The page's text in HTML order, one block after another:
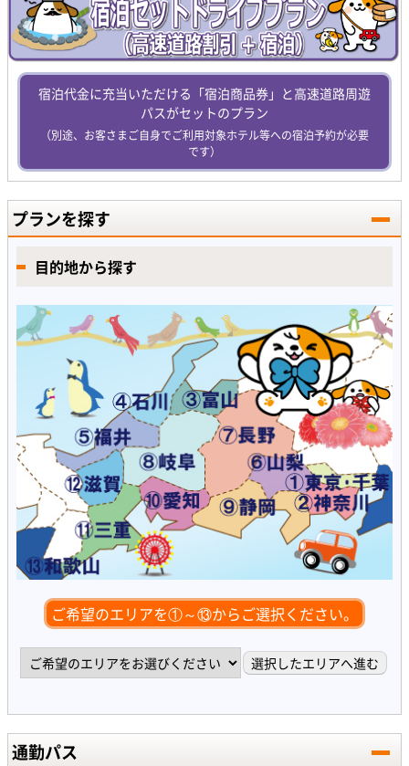
宿泊代金に充当いただける「宿泊商品券」と高速道路周遊
パスがセットのプラン
（別途、お客さまご自身でご利用対象ホテル等への宿泊予約が必要
です）
プランを探す
目的地から探す
ご希望のエリアを①～⑬からご選択ください。
通勤パス